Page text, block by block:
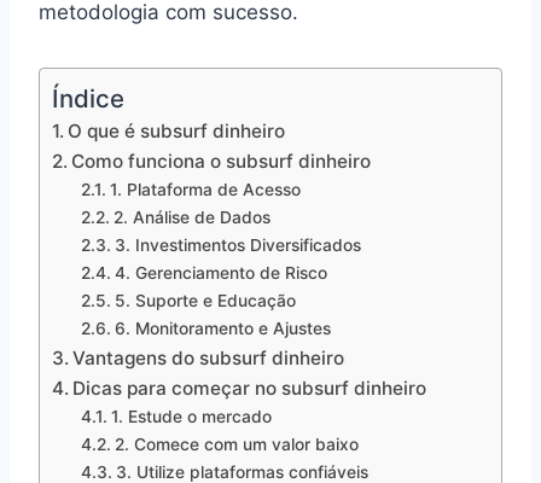
metodologia com sucesso.
Índice
O que é subsurf dinheiro
Como funciona o subsurf dinheiro
1. Plataforma de Acesso
2. Análise de Dados
3. Investimentos Diversificados
4. Gerenciamento de Risco
5. Suporte e Educação
6. Monitoramento e Ajustes
Vantagens do subsurf dinheiro
Dicas para começar no subsurf dinheiro
1. Estude o mercado
2. Comece com um valor baixo
3. Utilize plataformas confiáveis